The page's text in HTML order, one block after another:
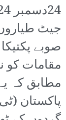
جیٹ
صوبے
مقامات کو
مطابق کہ
پاکستان